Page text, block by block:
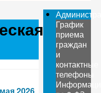
График
приема
граждан
и
контактные
телефоны